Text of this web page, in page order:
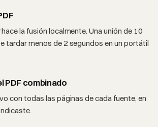
la fusión localmente. Una unión de 10
tardar menos de 2 segundos en un portátil
PDF combinado
con todas las páginas de cada fuente, en